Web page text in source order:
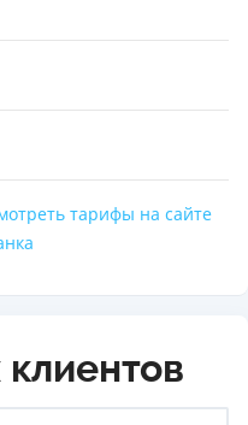
тарифы на сайте